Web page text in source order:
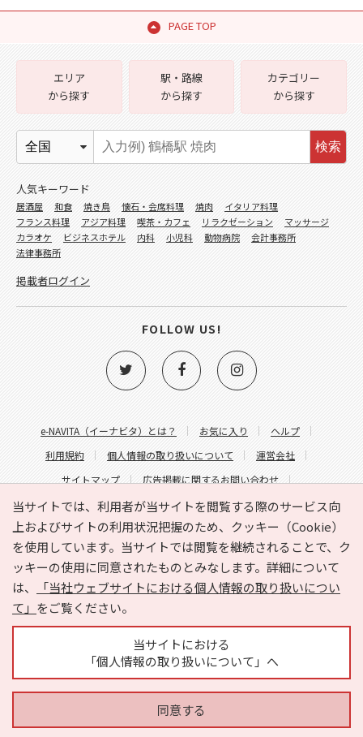
PAGE TOP
当サイトでは、利用者が当サイトを閲覧する際のサービス向
上およびサイトの利用状況把握のため、クッキー（Cookie）
を使用しています。当サイトでは閲覧を継続されることで、ク
ッキーの使用に同意されたものとみなします。詳細について
は、
「当社ウェブサイトにおける個人情報の取り扱いについ
て」 をご覧ください。
当サイトにおける
「個人情報の取り扱いについて」へ
同意する
e-NAVITA（イーナビタ）とは？ お気に入り
ヘルプ
利用規約
個人情報の取り扱いについて
運営会社
サイトマップ
広告掲載に関するお問い合わせ
サイトの内容に関するお問い合わせ
エリア
から探す
駅・路線
から探す
カテゴリー
から探す
検索
人気キーワード
居酒屋 和食 焼き鳥 懐石・会席料理 焼肉
イタリア料理
フランス料理
アジア料理 喫茶・カフェ リラクゼーション
マッサージ
カラオケ
ビジネスホテル 内科 小児科 動物病院
会計事務所
法律事務所
掲載者ログイン
FOLLOW US!
Copyright © HYOJITO.Co.,Ltd. All Rights Reserved.